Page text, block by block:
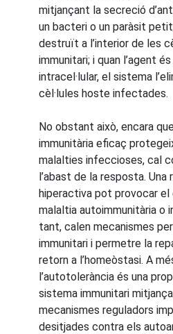
mitjançant la secreció
un bacteri o un paràsit
destruït a l’interior de les
immunitari; i quan l’agent
intracel·lular, el sistema
cèl·lules hoste infectades.
No obstant això, encara
immunitària eficaç
malalties infeccioses, cal
l’abast de la resposta.
hiperactiva pot provocar el
malaltia autoimmunitària o
tant, calen mecanismes
immunitari i permetre la
retorn a l’homeòstasi. A
l’autotolerància és una
sistema immunitari
mecanismes reguladors
desitjades contra els